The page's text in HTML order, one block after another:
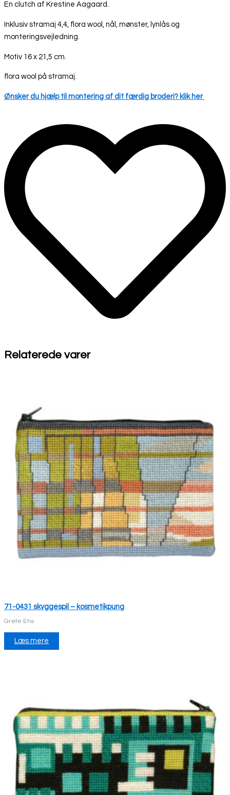
En clutch af Krestine Aagaard.
Inklusiv stramaj 4,4, flora wool, nål, mønster, lynlås og
monteringsvejledning.
Motiv 16 x 21,5 cm.
flora wool på stramaj.
Ønsker du hjælp til montering af dit færdig broderi? klik her
Relaterede varer
71-0431 skyggespil – kosmetikpung
Grete Ehs
Læs mere